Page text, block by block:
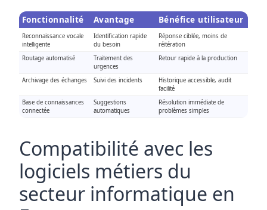
Fonctionnalité Avantage Bénéfice utilisateur
Reconnaissance vocale
intelligente
Identification rapide
du besoin
Réponse ciblée, moins de
réitération
Routage automatisé
Traitement des
urgences
Retour rapide à la production
Archivage des échanges Suivi des incidents
Historique accessible, audit
facilité
Base de connaissances
connectée
Suggestions
automatiques
Résolution immédiate de
problèmes simples
Compatibilité avec les
logiciels métiers du
secteur informatique en